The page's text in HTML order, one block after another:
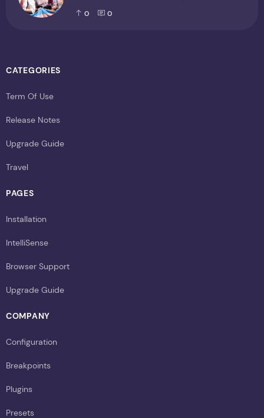
cenário cultural
0 0
CATEGORIES
Term Of Use
Release Notes
Upgrade Guide
Travel
PAGES
Installation
IntelliSense
Browser Support
Upgrade Guide
COMPANY
Configuration
Breakpoints
Plugins
Presets